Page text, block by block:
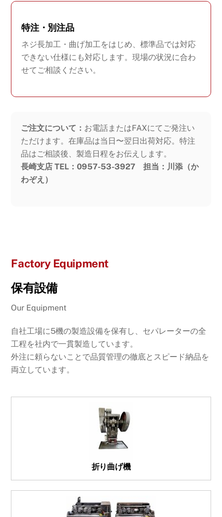
特注・別注品
ネジ長加工・曲げ加工をはじめ、標準品では対応
できない仕様にも対応します。現場の状況に合わ
せてご相談ください。
ご注文について： お電話またはFAXにてご発注い
ただけます。在庫品は当日〜翌日出荷対応。特注
品はご相談後、製造日程をお伝えします。
長崎支店 TEL：0957-53-3927 担当：川添（か
わぞえ）
Factory Equipment
保有設備
Our Equipment
自社工場に5機の製造設備を保有し、セパレーターの全
工程を社内で一貫製造しています。
外注に頼らないことで品質管理の徹底とスピード納品を
両立しています。
折り曲げ機